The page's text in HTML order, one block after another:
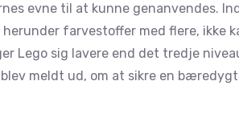
evne til at kunne genanvendes.
herunder farvestoffer med flere, ikke
Lego sig lavere end det tredje
meldt ud, om at sikre en